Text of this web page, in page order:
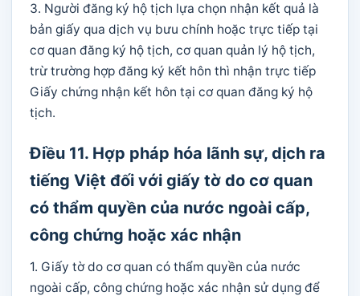
3. Người đăng ký hộ tịch lựa chọn nhận kết quả là
bản giấy qua dịch vụ bưu chính hoặc trực tiếp tại
cơ quan đăng ký hộ tịch, cơ quan quản lý hộ tịch,
trừ trường hợp đăng ký kết hôn thì nhận trực tiếp
Giấy chứng nhận kết hôn tại cơ quan đăng ký hộ
tịch.
Điều 11. Hợp pháp hóa lãnh sự, dịch ra
tiếng Việt đối với giấy tờ do cơ quan
có thẩm quyền của nước ngoài cấp,
công chứng hoặc xác nhận
1. Giấy tờ do cơ quan có thẩm quyền của nước
ngoài cấp, công chứng hoặc xác nhận sử dụng để